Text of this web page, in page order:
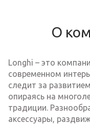
О
Longhi – это
современном
следит за
опираясь на
традиции.
аксессуары,